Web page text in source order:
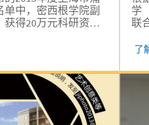
中，密西根学院副
得20万元科研资
学
联
项
了